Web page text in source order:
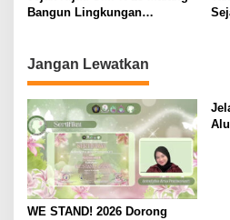
o
Bangun Lingkungan
Jangan Lewatkan
WE STAND! 2026 Dorong